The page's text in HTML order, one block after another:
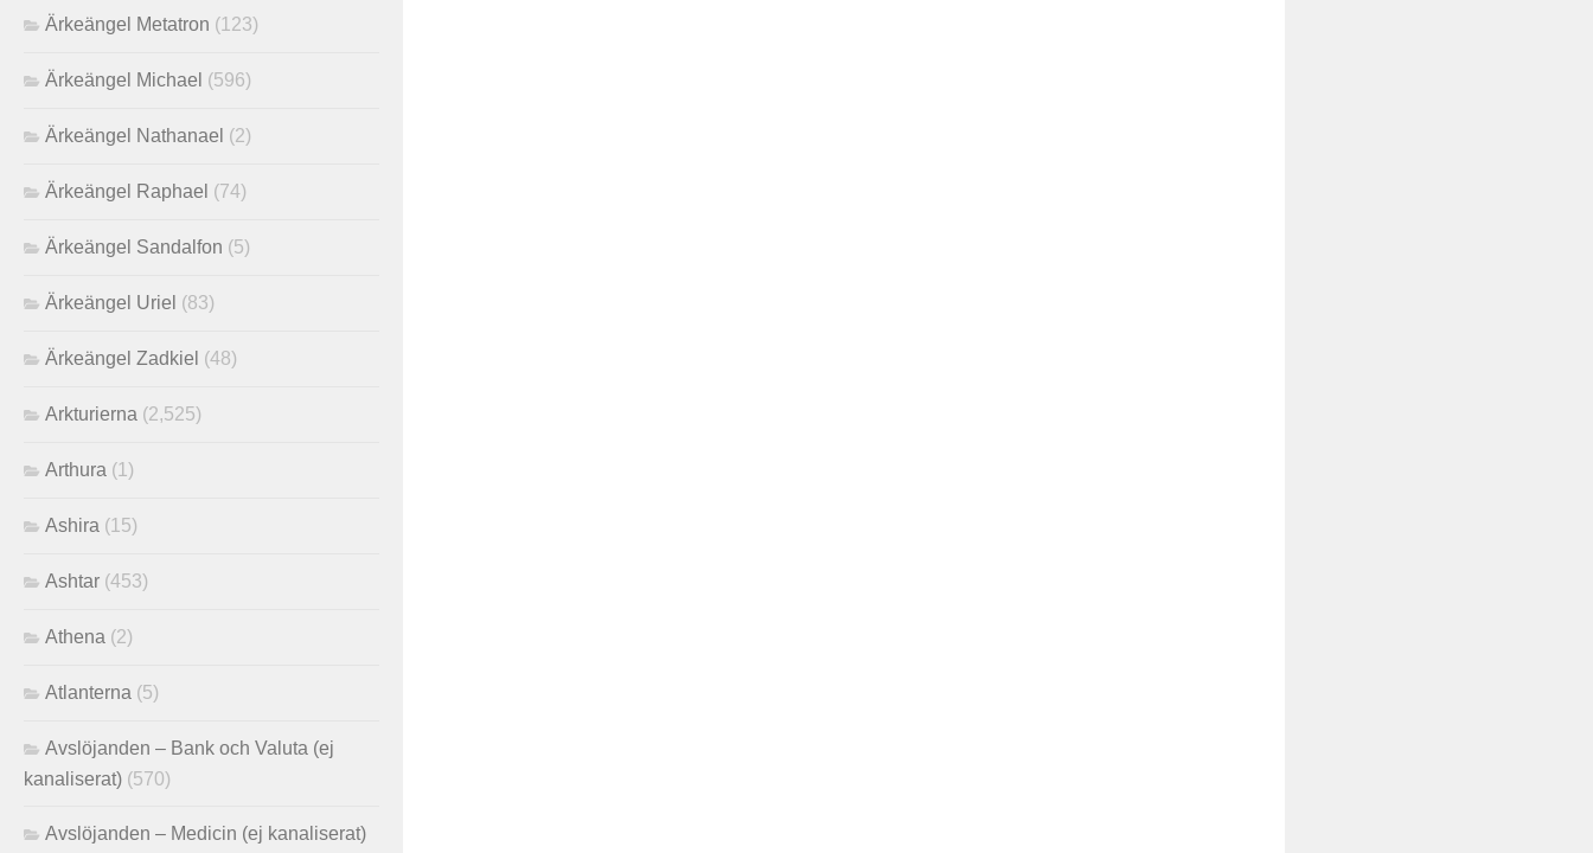
Ärkeängel Metatron (123)
Ärkeängel Michael (596)
Ärkeängel Nathanael (2)
Ärkeängel Raphael (74)
Ärkeängel Sandalfon (5)
Ärkeängel Uriel (83)
Ärkeängel Zadkiel (48)
Arkturierna (2,525)
Arthura (1)
Ashira (15)
Ashtar (453)
Athena (2)
Atlanterna (5)
Avslöjanden – Bank och Valuta (ej
kanaliserat) (570)
Avslöjanden – Medicin (ej kanaliserat)